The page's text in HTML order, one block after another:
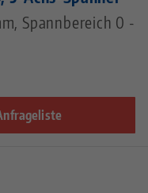
Spannbereich 0 -